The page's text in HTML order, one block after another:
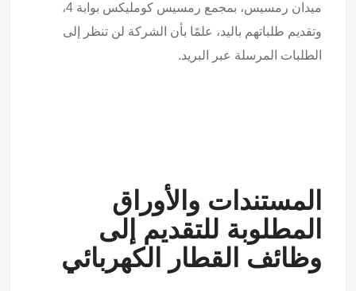
ميدان رمسيس، بمجمع رمسيس كومليكس بوابة 4،
وتقديم طلباتهم باليد، علمًا بأن الشركة لن تنظر إلى
الطلبات المرسلة عبر البريد.
المستندات والأوراق
المطلوبة للتقديم إلى
وظائف القطار الكهربائي